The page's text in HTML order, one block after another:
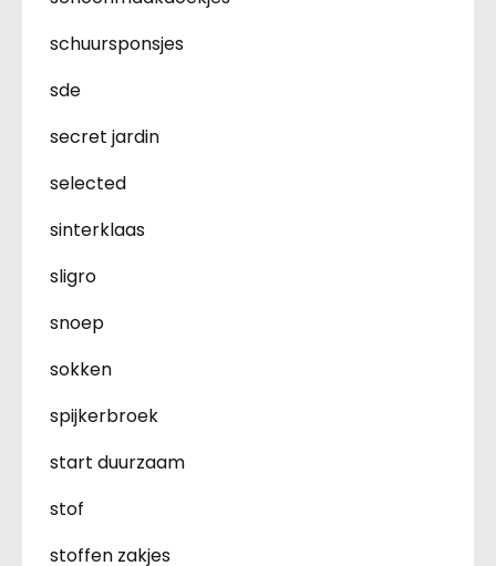
schuursponsjes
sde
secret jardin
selected
sinterklaas
sligro
snoep
sokken
spijkerbroek
start duurzaam
stof
stoffen zakjes